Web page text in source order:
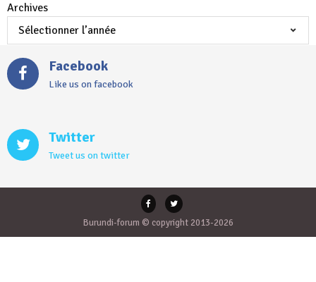
Archives
Facebook
Like us on facebook
Twitter
Tweet us on twitter
Burundi-forum © copyright 2013-2026